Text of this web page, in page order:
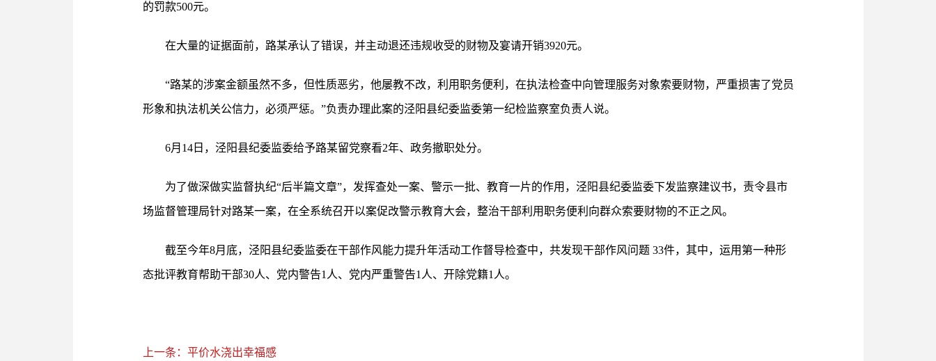
的罚款500元。
在大量的证据面前，路某承认了错误，并主动退还违规收受的财物及宴请开销3920元。
“路某的涉案金额虽然不多，但性质恶劣，他屡教不改，利用职务便利，在执法检查中向管理服务对象索要财物，严重损害了党员
形象和执法机关公信力，必须严惩。”负责办理此案的泾阳县纪委监委第一纪检监察室负责人说。
6月14日，泾阳县纪委监委给予路某留党察看2年、政务撤职处分。
为了做深做实监督执纪“后半篇文章”，发挥查处一案、警示一批、教育一片的作用，泾阳县纪委监委下发监察建议书，责令县市
场监督管理局针对路某一案，在全系统召开以案促改警示教育大会，整治干部利用职务便利向群众索要财物的不正之风。
截至今年8月底，泾阳县纪委监委在干部作风能力提升年活动工作督导检查中，共发现干部作风问题 33件，其中，运用第一种形
态批评教育帮助干部30人、党内警告1人、党内严重警告1人、开除党籍1人。
上一条：平价水浇出幸福感